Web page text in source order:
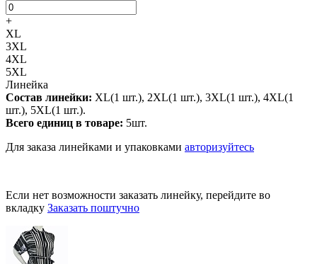
+
XL
3XL
4XL
5XL
Линейка
Состав линейки: XL(1 шт.), 2XL(1 шт.), 3XL(1 шт.), 4XL(1
шт.), 5XL(1 шт.).
Всего единиц в товаре: 5шт.
Для заказа линейками и упаковками авторизуйтесь
Если нет возможности заказать линейку, перейдите во
вкладку Заказать поштучно